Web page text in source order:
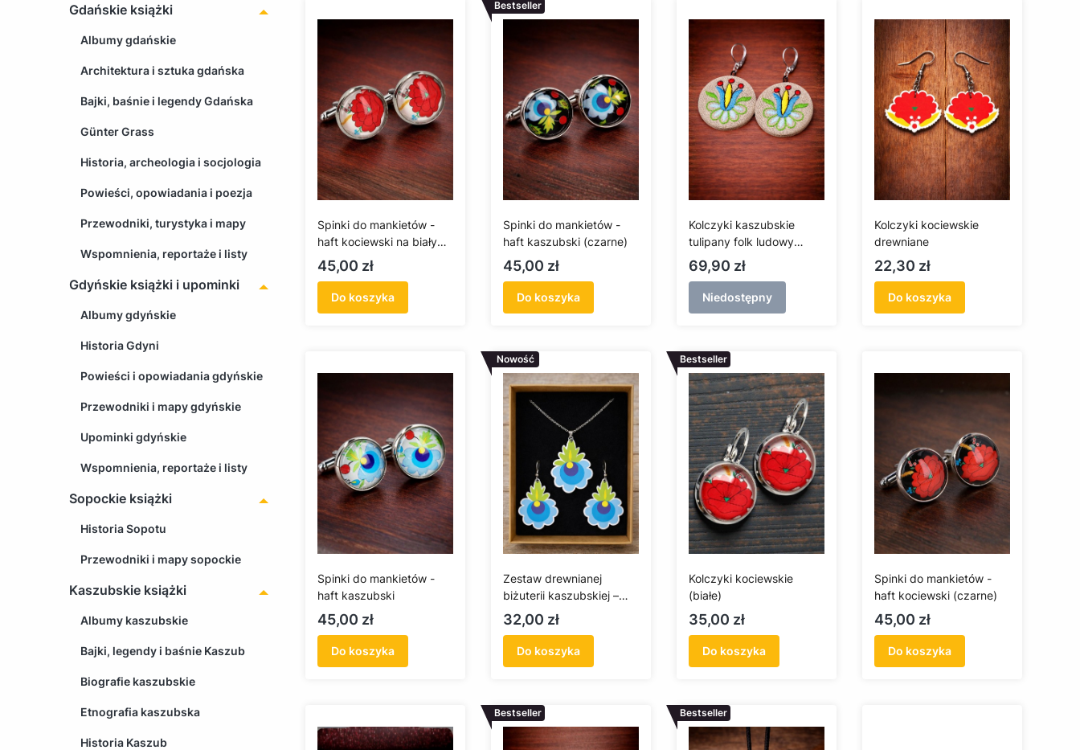
Gdańskie książki
Albumy gdańskie
Architektura i sztuka gdańska
Bajki, baśnie i legendy Gdańska
Günter Grass
Historia, archeologia i socjologia
Powieści, opowiadania i poezja
Przewodniki, turystyka i mapy
Wspomnienia, reportaże i listy
Gdyńskie książki i upominki
Albumy gdyńskie
Historia Gdyni
Powieści i opowiadania gdyńskie
Przewodniki i mapy gdyńskie
Upominki gdyńskie
Wspomnienia, reportaże i listy
Sopockie książki
Historia Sopotu
Przewodniki i mapy sopockie
Kaszubskie książki
Albumy kaszubskie
Bajki, legendy i baśnie Kaszub
Biografie kaszubskie
Etnografia kaszubska
Historia Kaszub
Spinki do mankietów -
haft kociewski na białym
tle
Cena
45,00 zł
Do koszyka
Bestseller
Spinki do mankietów -
haft kaszubski (czarne)
Cena
45,00 zł
Do koszyka
Kolczyki kaszubskie
tulipany folk ludowy
(jasne tło)
Cena
69,90 zł
Niedostępny
Kolczyki kociewskie
drewniane
Cena
22,30 zł
Do koszyka
Spinki do mankietów -
haft kaszubski
Cena
45,00 zł
Do koszyka
Nowość
Zestaw drewnianej
biżuterii kaszubskiej –
kolczyki i wisiorek
Cena
32,00 zł
Do koszyka
Bestseller
Kolczyki kociewskie
(białe)
Cena
35,00 zł
Do koszyka
Spinki do mankietów -
haft kociewski (czarne)
Cena
45,00 zł
Do koszyka
Bestseller Bestseller